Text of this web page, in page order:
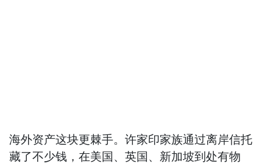
海外资产这块更棘手。许家印家族通过离岸信托
藏了不少钱，在美国、英国、新加坡到处有物